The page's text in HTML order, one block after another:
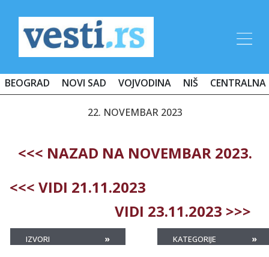
BEOGRAD NOVI SAD VOJVODINA NIŠ CENTRALNA
22. NOVEMBAR 2023
<<< NAZAD NA NOVEMBAR 2023.
<<< VIDI 21.11.2023
VIDI 23.11.2023 >>>
IZVORI » KATEGORIJE »